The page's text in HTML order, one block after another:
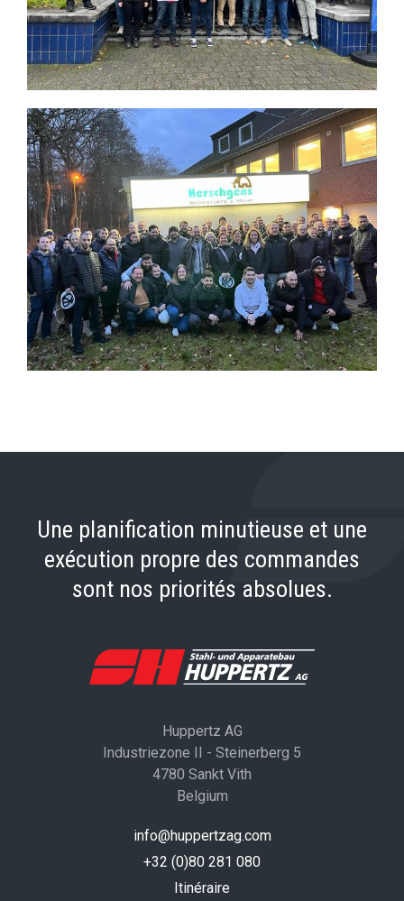
Une planification minutieuse et une
exécution propre des commandes
sont nos priorités absolues.
Huppertz AG
Industriezone II - Steinerberg 5
4780 Sankt Vith
Belgium
info@huppertzag.com
+32 (0)80 281 080
Itinéraire